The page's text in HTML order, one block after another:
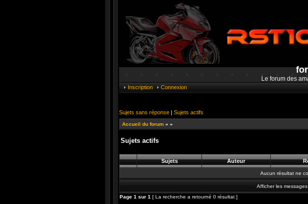
Le forum des
Inscription Connexion
Sujets sans réponse | Sujets actifs
Accueil du forum » »
Sujets actifs
Sujets Auteur
Aucun résultat ne
Afficher les
Page 1 sur 1 [ La recherche a retourné 0 résultat ]